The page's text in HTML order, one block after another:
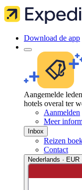
Download de app
Aangemelde
hotels overal ter
Aanmelden
Meer
Inbox
Reizen
Contact
Nederlands · EUR